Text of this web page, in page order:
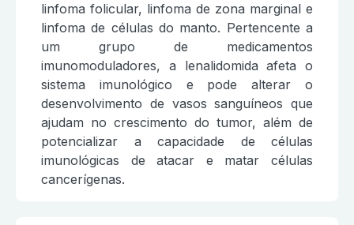
linfoma folicular, linfoma de zona marginal e
linfoma de células do manto. Pertencente a
um grupo de medicamentos
imunomoduladores, a lenalidomida afeta o
sistema imunológico e pode alterar o
desenvolvimento de vasos sanguíneos que
ajudam no crescimento do tumor, além de
potencializar a capacidade de células
imunológicas de atacar e matar células
cancerígenas.